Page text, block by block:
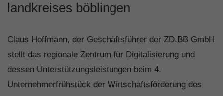
landkreises böblingen
Claus Hoffmann, der Geschäftsführer der ZD.BB GmbH
stellt das regionale Zentrum für Digitalisierung und
dessen Unterstützungsleistungen beim 4.
Unternehmerfrühstück der Wirtschaftsförderung des